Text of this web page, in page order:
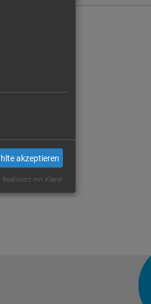
akzeptieren
Realisiert mit Klaro!